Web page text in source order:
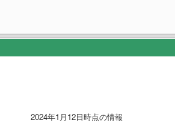
2024年1月12日時点の情報